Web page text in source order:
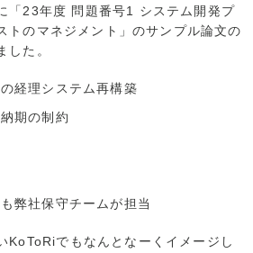
「23年度 問題番号1 システム開発プ
トのマネジメント」のサンプル論文の
した。
経理システム再構築
期の制約
弊社保守チームが担当
KoToRiでもなんとなーくイメージし